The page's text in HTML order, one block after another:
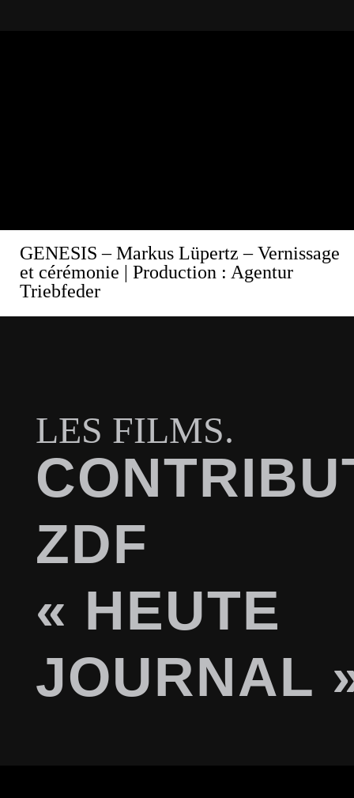
GENESIS – Markus Lüpertz – Vernissage
et cérémonie | Production : Agentur
Triebfeder
LES FILMS.
ZDF
« HEUTE
JOURNAL